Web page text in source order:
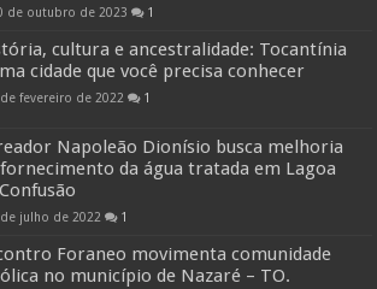
de outubro de 2023 1
cultura e ancestralidade: Tocantínia
cidade que você precisa conhecer
fevereiro de 2022 1
Napoleão Dionísio busca melhoria
da água tratada em Lagoa
julho de 2022 1
Foraneo movimenta comunidade
no município de Nazaré – TO.